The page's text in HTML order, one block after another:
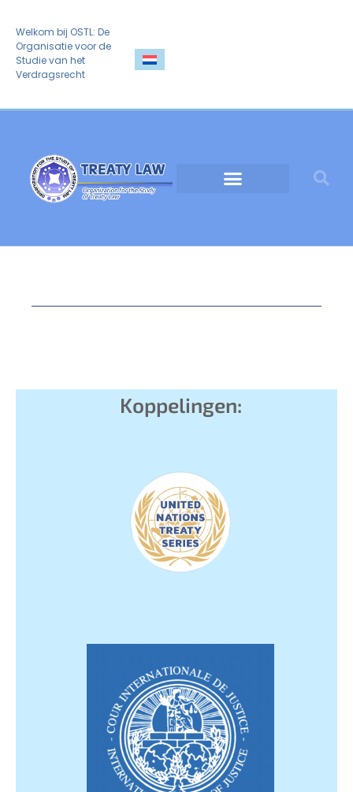
Welkom bij OSTL: De
Organisatie voor de
Studie van het
Verdragsrecht
Koppelingen: